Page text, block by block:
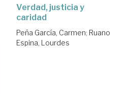
Verdad, justicia y
caridad
Peña García, Carmen; Ruano
Espina, Lourdes